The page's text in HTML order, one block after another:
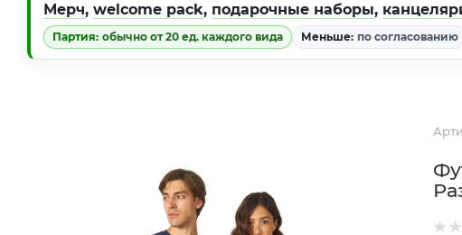
Мерч, welcome pack, подарочные наборы,
Партия: обычно от 20 ед. каждого вида Меньше: по согласованию